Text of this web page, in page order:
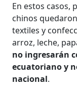
En estos casos,
chinos
textiles y
arroz, leche,
no ingresarán
ecuatoriano y
nacional.